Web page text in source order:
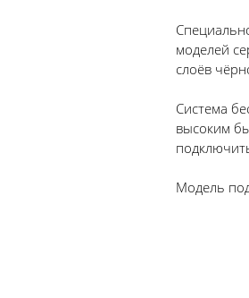
моделей
слоёв
Система
высоким
Модель